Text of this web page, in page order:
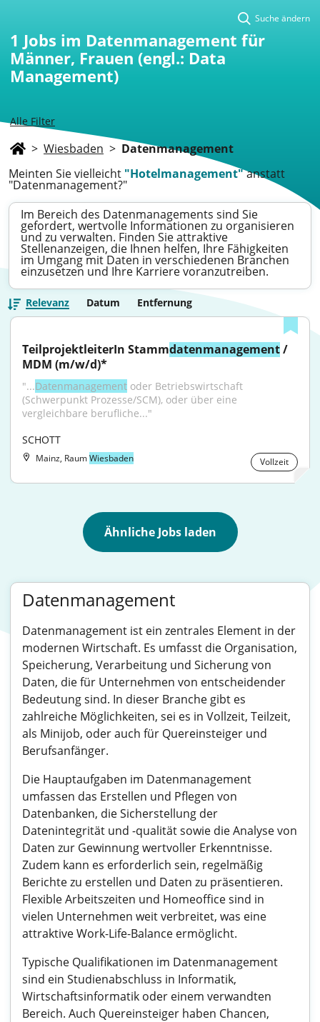
Alle Filter
Suche ändern
1 Jobs im Datenmanagement für
Männer, Frauen (engl.: Data
Management)
> Wiesbaden > Datenmanagement
Meinten Sie vielleicht "Hotelmanagement"anstatt
"Datenmanagement?"
Im Bereich des Datenmanagements sind Sie
gefordert, wertvolle Informationen zu organisieren
und zu verwalten. Finden Sie attraktive
Stellenanzeigen, die Ihnen helfen, Ihre Fähigkeiten
im Umgang mit Daten in verschiedenen Branchen
einzusetzen und Ihre Karriere voranzutreiben.
Relevanz Datum Entfernung
TeilprojektleiterIn Stammdatenmanagement /
MDM (m/w/d)*
"...Datenmanagement oder Betriebswirtschaft
(Schwerpunkt Prozesse/SCM), oder über eine
vergleichbare berufliche..."
SCHOTT
Mainz, RaumWiesbaden Vollzeit
Ähnliche Jobs laden
Datenmanagement
Datenmanagement ist ein zentrales Element in der
modernen Wirtschaft. Es umfasst die Organisation,
Speicherung, Verarbeitung und Sicherung von
Daten, die für Unternehmen von entscheidender
Bedeutung sind. In dieser Branche gibt es
zahlreiche Möglichkeiten, sei es in Vollzeit, Teilzeit,
als Minijob, oder auch für Quereinsteiger und
Berufsanfänger.
Die Hauptaufgaben im Datenmanagement
umfassen das Erstellen und Pflegen von
Datenbanken, die Sicherstellung der
Datenintegrität und -qualität sowie die Analyse von
Daten zur Gewinnung wertvoller Erkenntnisse.
Zudem kann es erforderlich sein, regelmäßig
Berichte zu erstellen und Daten zu präsentieren.
Flexible Arbeitszeiten und Homeoffice sind in
vielen Unternehmen weit verbreitet, was eine
attraktive Work-Life-Balance ermöglicht.
Typische Qualifikationen im Datenmanagement
sind ein Studienabschluss in Informatik,
Wirtschaftsinformatik oder einem verwandten
Bereich. Auch Quereinsteiger haben Chancen,